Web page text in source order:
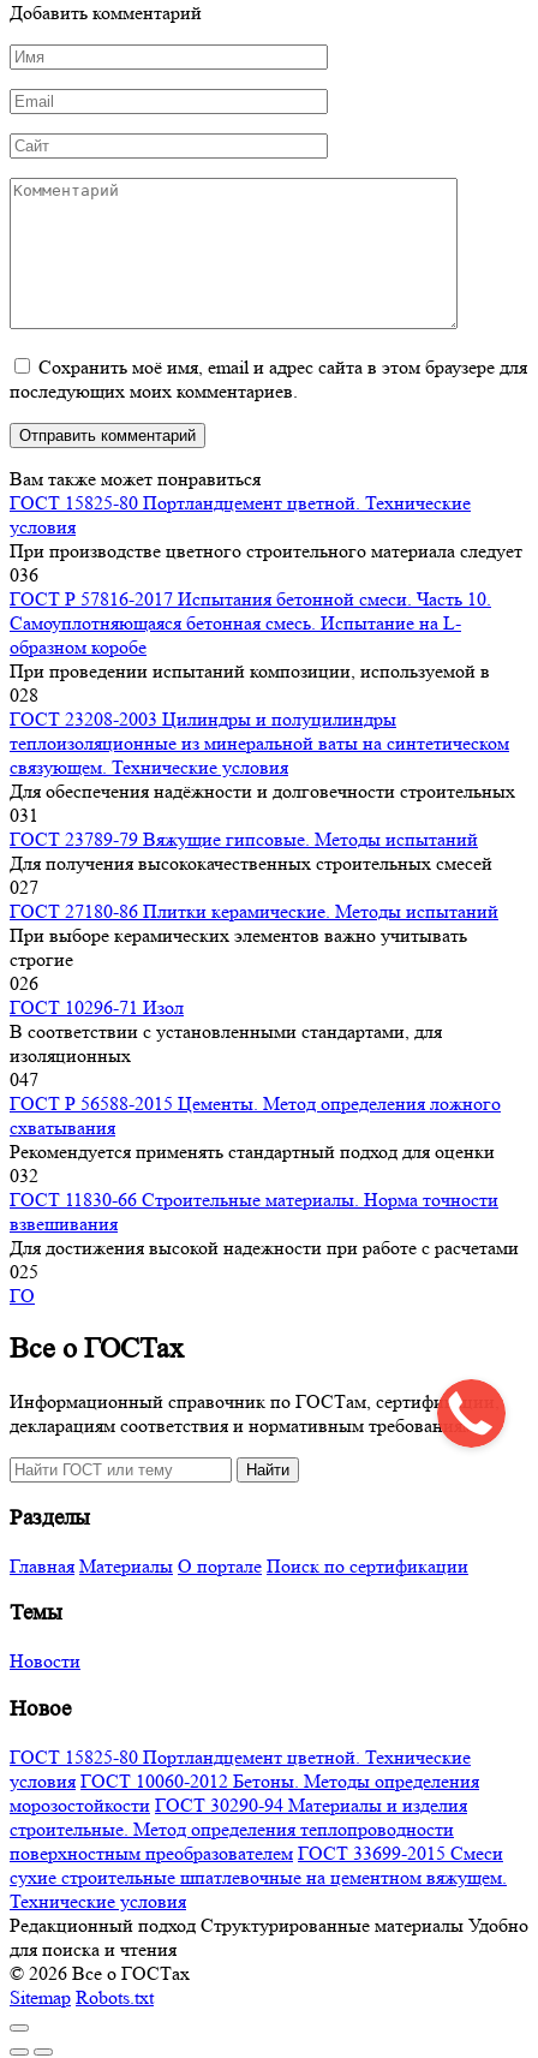
Добавить комментарий
Имя
Email
Сайт
Комментарий
Сохранить моё имя, email и адрес сайта в этом браузере для
последующих моих комментариев.
Вам также может понравиться
ГОСТ 15825-80 Портландцемент цветной. Технические
условия
При производстве цветного строительного материала следует
036
ГОСТ Р 57816-2017 Испытания бетонной смеси. Часть 10.
Самоуплотняющаяся бетонная смесь. Испытание на L-
образном коробе
При проведении испытаний композиции, используемой в
028
ГОСТ 23208-2003 Цилиндры и полуцилиндры
теплоизоляционные из минеральной ваты на синтетическом
связующем. Технические условия
Для обеспечения надёжности и долговечности строительных
031
ГОСТ 23789-79 Вяжущие гипсовые. Методы испытаний
Для получения высококачественных строительных смесей
027
ГОСТ 27180-86 Плитки керамические. Методы испытаний
При выборе керамических элементов важно учитывать
строгие
026
ГОСТ 10296-71 Изол
В соответствии с установленными стандартами, для
изоляционных
047
ГОСТ Р 56588-2015 Цементы. Метод определения ложного
схватывания
Рекомендуется применять стандартный подход для оценки
032
ГОСТ 11830-66 Строительные материалы. Норма точности
взвешивания
Для достижения высокой надежности при работе с расчетами
025
ГО
Все о ГОСТах
Информационный справочник по ГОСТам, сертификации,
декларациям соответствия и нормативным требованиям.
Поиск
сайту
Найти
Разделы
Главная Материалы О портале Поиск по сертификации
Темы
Новости
Новое
ГОСТ 15825-80 Портландцемент цветной. Технические
условия ГОСТ 10060-2012 Бетоны. Методы определения
морозостойкости ГОСТ 30290-94 Материалы и изделия
строительные. Метод определения теплопроводности
поверхностным преобразователем ГОСТ 33699-2015 Смеси
сухие строительные шпатлевочные на цементном вяжущем.
Технические условия
Редакционный подход Структурированные материалы Удобно
для поиска и чтения
© 2026 Все о ГОСТах
Sitemap Robots.txt